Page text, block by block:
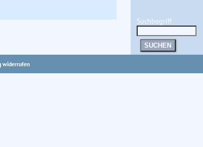
Suchbegriff
SUCHEN
widerrufen